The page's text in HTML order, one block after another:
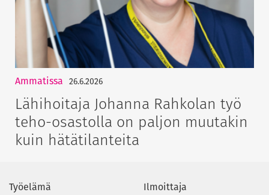
Ammatissa 26.6.2026
Lähihoitaja Johanna Rahkolan työ
teho-osastolla on paljon muutakin
kuin hätätilanteita
Työelämä
Ilmoittaja